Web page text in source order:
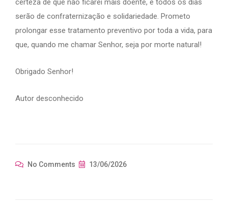
certeza de que não ficarei mais doente, e todos os dias
serão de confraternização e solidariedade. Prometo
prolongar esse tratamento preventivo por toda a vida, para
que, quando me chamar Senhor, seja por morte natural!
Obrigado Senhor!
Autor desconhecido
No Comments 13/06/2026